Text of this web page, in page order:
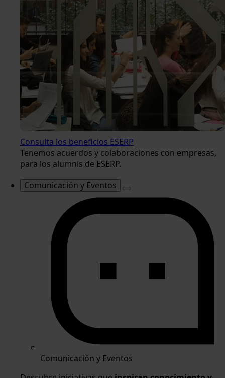
Consulta los beneficios ESERP
Tenemos acuerdos y colaboraciones con empresas,
para los alumnis de ESERP.
Comunicación y Eventos
Comunicación y Eventos